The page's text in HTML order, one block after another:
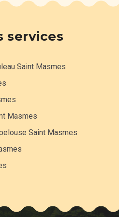
services
Saint Masmes
Masmes
Saint Masmes